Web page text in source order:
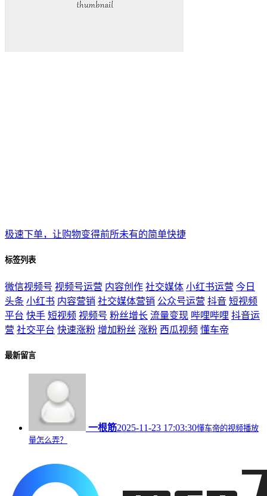
极速下单，让购物变得前所未有的简单快捷
标签列表
微信视频号 视频号运营 内容创作 社交媒体 小红书运营 今日
头条 小红书 内容营销 社交媒体营销 公众号运营 抖音 短视频
平台 快手 短视频 视频号 粉丝增长 流量变现 哔哩哔哩 抖音运
营 社交平台 快速涨粉 增加粉丝 涨粉 西瓜视频 懂车帝
最新留言
一根筋2025-11-23 17:03:30懂车帝的视频播放
量怎么弄？